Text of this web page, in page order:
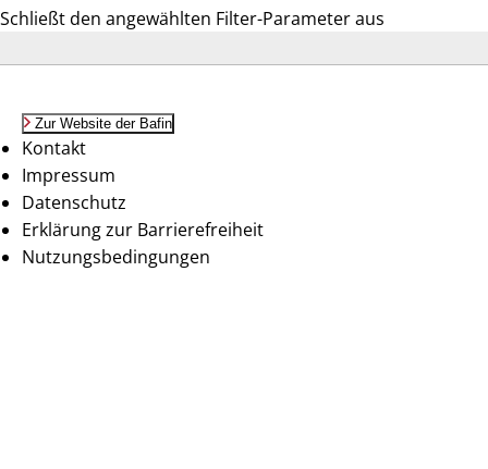
Schließt den angewählten Filter-Parameter aus
Zur Website der Bafin
Kontakt
Impressum
Datenschutz
Erklärung zur Barrierefreiheit
Nutzungsbedingungen